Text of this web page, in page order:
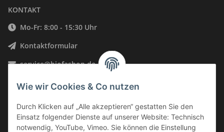
Wie wir Cookies & Co nutzen
Durch Klicken auf „Alle akzeptieren“ gestatten Sie den
Einsatz folgender Dienste auf unserer Website: Technisch
notwendig, YouTube, Vimeo. Sie können die Einstellung
KONTAKT
Mo-Fr: 8:00 - 15:30 Uhr
Kontaktformular
service@biofashop.de
06578 9999002
INFORMATIONEN